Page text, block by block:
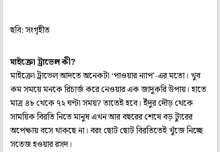
ছবি: সংগৃহীত
মাইক্রো ট্রাভেল কী?
মাইক্রো ট্রাভেল আদতে অনেকটা ‘পাওয়ার ন্যাপ’-এর মতো। খুব
কম সময়ে মনকে রিচার্জ করে নেওয়ার এক জাদুকরি উপায়। হাতে
মাত্র ৪৮ থেকে ৭২ ঘণ্টা সময়? তাতেই হবে। ইঁদুর দৌড় থেকে
সাময়িক বিরতি নিতে মানুষ এখন আর বছরের শেষে বড় ট্যুরের
অপেক্ষায় বসে থাকছে না। বরং ছোট ছোট বিরতিতেই খুঁজে নিচ্ছে
সতেজ হওয়ার রসদ।